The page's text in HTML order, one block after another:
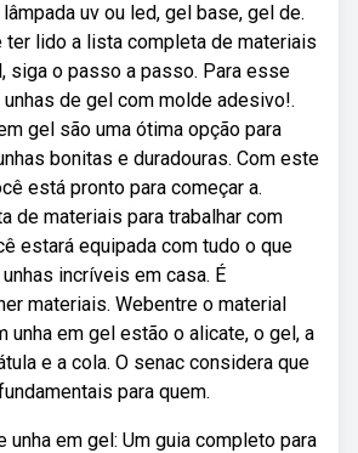
uv ou led, gel base, gel de.
lido a lista completa de materiais
siga o passo a passo. Para esse
de gel com molde adesivo!.
gel são uma ótima opção para
bonitas e duradouras. Com este
está pronto para começar a.
de materiais para trabalhar com
estará equipada com tudo o que
incríveis em casa. É
materiais. Webentre o material
unha em gel estão o alicate, o gel, a
e a cola. O senac considera que
para quem.
unha em gel: Um guia completo para